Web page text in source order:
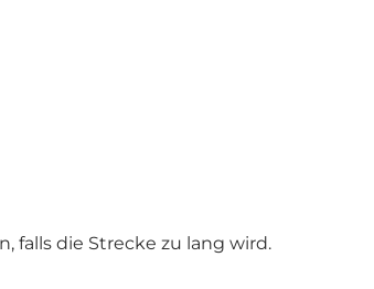
falls die Strecke zu lang wird.